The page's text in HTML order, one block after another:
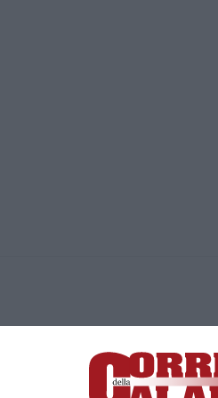
Lamezia Terme (CZ)
responsabile Paola Militano |